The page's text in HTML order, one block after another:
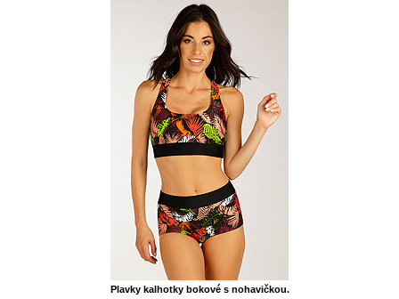
Plavky kalhotky bokové s nohavičkou.